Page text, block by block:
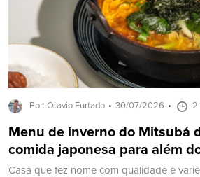
Por: Otavio Furtado 30/07/2026 2
Menu de inverno do Mitsubá
comida japonesa para além
Casa que fez nome com qualidade e